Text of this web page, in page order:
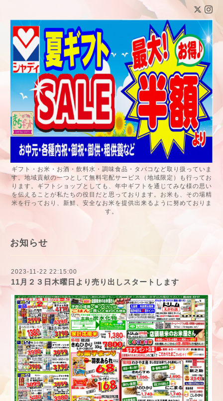
ギフト・お米・お酒・飲料水・調味食品・タバコなど取り扱っていま
す。地域貢献の一つとして無料宅配サービス（地域限定）も行ってお
ります。ギフトショップとしても、年中ギフトを通じてみな様の思い
を伝えることが私たちの役目だと思っております。お米も、その場精
米を行っており、新鮮、安全なお米を提供出来るように努めておりま
す。
お知らせ
2023-11-22 22:15:00
11月２３日木曜日より売り出しスタートします